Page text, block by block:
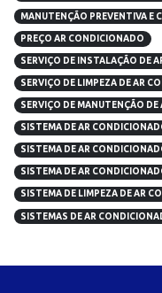
MANUTENÇÃO PREVENTIVA E
PREÇO AR CONDICIONADO
SERVIÇO DE INSTALAÇÃO DE
SERVIÇO DE LIMPEZA DE AR
SERVIÇO DE MANUTENÇÃO
SISTEMA DE AR
SISTEMA DE AR
SISTEMA DE AR
SISTEMA DE LIMPEZA DE AR
SISTEMAS DE AR